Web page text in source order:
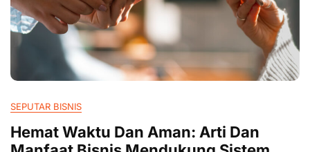
SEPUTAR BISNIS
Hemat Waktu Dan Aman: Arti Dan